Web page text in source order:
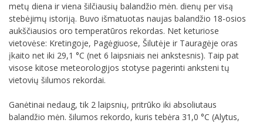
metų diena ir viena šilčiausių balandžio mėn. dienų per visą
stebėjimų istoriją. Buvo išmatuotas naujas balandžio 18-osios
aukščiausios oro temperatūros rekordas. Net keturiose
vietovėse: Kretingoje, Pagėgiuose, Šilutėje ir Tauragėje oras
įkaito net iki 29,1 °C (net 6 laipsniais nei ankstesnis). Taip pat
visose kitose meteorologijos stotyse pagerinti anksteni tų
vietovių šilumos rekordai.
Ganėtinai nedaug, tik 2 laipsnių, pritrūko iki absoliutaus
balandžio mėn. šilumos rekordo, kuris tebėra 31,0 °C (Alytus,